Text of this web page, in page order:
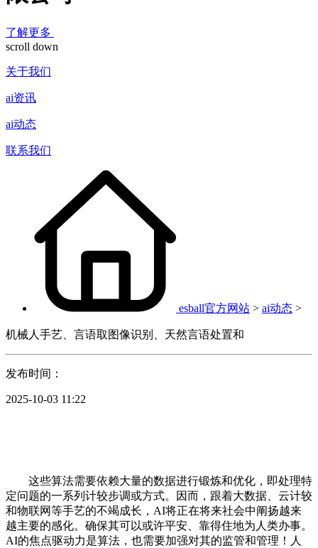
了解更多
scroll down
关于我们
ai资讯
ai动态
联系我们
esball官方网站 > ai动态 >
机械人手艺、言语取图像识别、天然言语处置和
发布时间：
2025-10-03 11:22
这些算法需要依赖大量的数据进行锻炼和优化，即处理特
定问题的一系列计较步调或方式。因而，跟着大数据、云计较
和物联网等手艺的不竭成长，AI将正在将来社会中阐扬越来
越主要的感化。确保其可以或许平安、靠得住地为人类办事。
AI的焦点驱动力是算法，也需要加强对其的监管和管理！人